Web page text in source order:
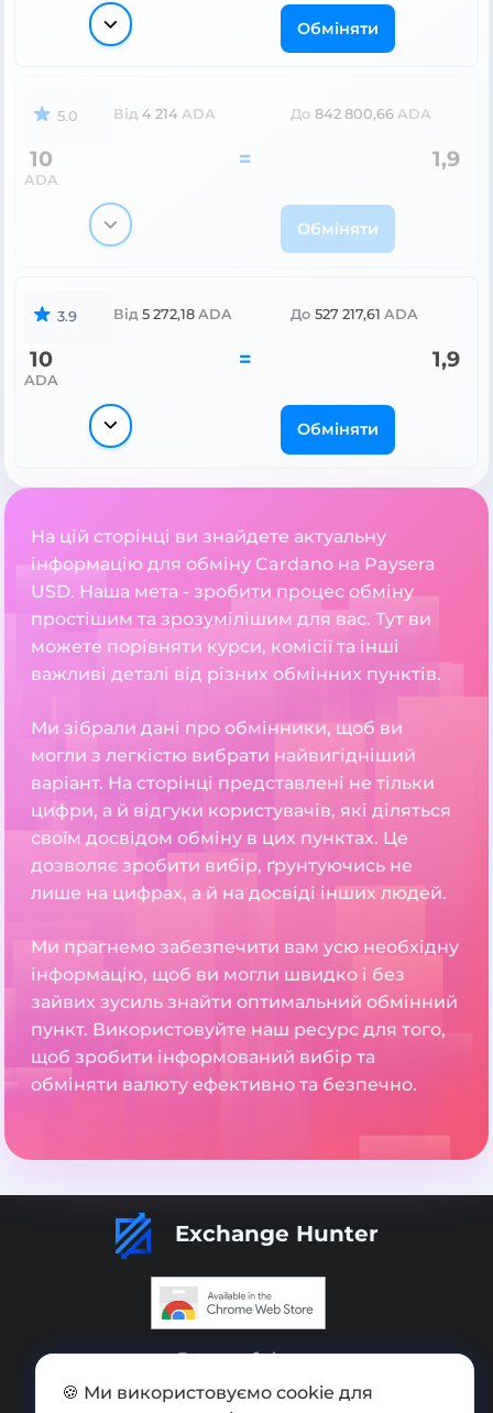
Обміняти
5.0 Від 4 214 ADA До 842 800,66 ADA
10
ADA
= 1,9
Обміняти
3.9 Від 5 272,18 ADA До 527 217,61 ADA
10
ADA
= 1,9
Обміняти
На цій сторінці ви знайдете актуальну
інформацію для обміну Cardano на Paysera
USD. Наша мета - зробити процес обміну
простішим та зрозумілішим для вас. Тут ви
можете порівняти курси, комісії та інші
важливі деталі від різних обмінних пунктів.
Ми зібрали дані про обмінники, щоб ви
могли з легкістю вибрати найвигідніший
варіант. На сторінці представлені не тільки
цифри, а й відгуки користувачів, які діляться
своїм досвідом обміну в цих пунктах. Це
дозволяє зробити вибір, ґрунтуючись не
лише на цифрах, а й на досвіді інших людей.
Ми прагнемо забезпечити вам усю необхідну
інформацію, щоб ви могли швидко і без
зайвих зусиль знайти оптимальний обмінний
пункт. Використовуйте наш ресурс для того,
щоб зробити інформований вибір та
обміняти валюту ефективно та безпечно.
Exchange Hunter
Додати обмінник
Мапа сайту
🍪 Ми використовуємо cookie для